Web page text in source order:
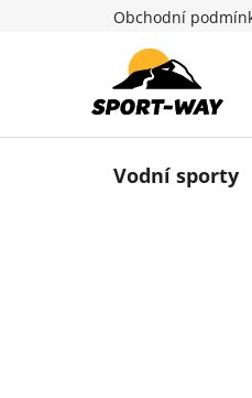
Obchodní
Vodní sporty